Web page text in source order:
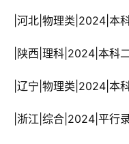
|河北|物理类|2024|本
|陕西|理科|2024|本科
|辽宁|物理类|2024|本
|浙江|综合|2024|平行